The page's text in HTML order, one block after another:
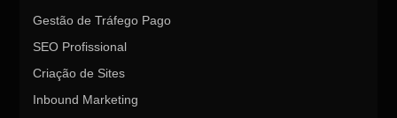
Gestão de Tráfego Pago
SEO Profissional
Criação de Sites
Inbound Marketing